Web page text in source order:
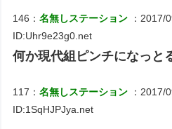
146：名無しステーション
：2017/
ID:Uhr9e23g0.net
何か現代組ピンチになっと
117：名無しステーション
：2017/
ID:1SqHJPJya.net